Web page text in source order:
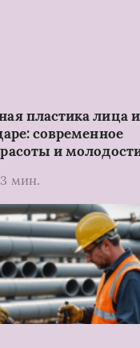
пластика лица и
современное
и
3 мин.